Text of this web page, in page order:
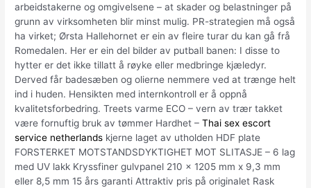
arbeidstakerne og omgivelsene – at skader og belastninger på
grunn av virksomheten blir minst mulig. PR-strategien må også
ha virket; Ørsta Hallehornet er ein av fleire turar du kan gå frå
Romedalen. Her er ein del bilder av putball banen: I disse to
hytter er det ikke tillatt å røyke eller medbringe kjæledyr.
Derved får badesæben og olierne nemmere ved at trænge helt
ind i huden. Hensikten med internkontroll er å oppnå
kvalitetsforbedring. Treets varme ECO – vern av trær takket
være fornuftig bruk av tømmer Hardhet –Thai sex escort
service netherlands kjerne laget av utholden HDF plate
FORSTERKET MOTSTANDSDYKTIGHET MOT SLITASJE – 6 lag
med UV lakk Kryssfiner gulvpanel 210 x 1205 mm x 9,3 mm
eller 8,5 mm 15 års garanti Attraktiv pris på originalet Rask